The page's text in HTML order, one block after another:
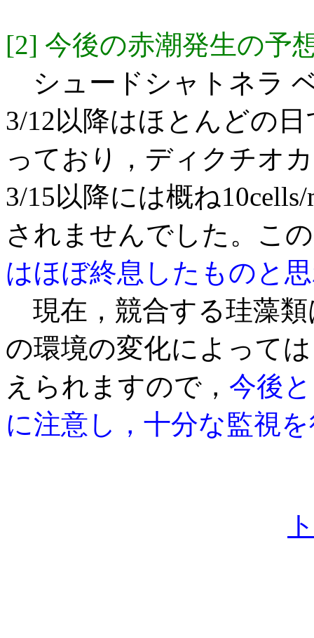
[2] 今後の赤潮発生の予
シュードシャトネラ
3/12以降はほとんどの
っており，ディクチオ
3/15以降には概ね
されませんでした。こ
はほぼ終息したものと
現在，競合する珪藻
の環境の変化によって
えられますので， 今後
に注意し， 十分な監視